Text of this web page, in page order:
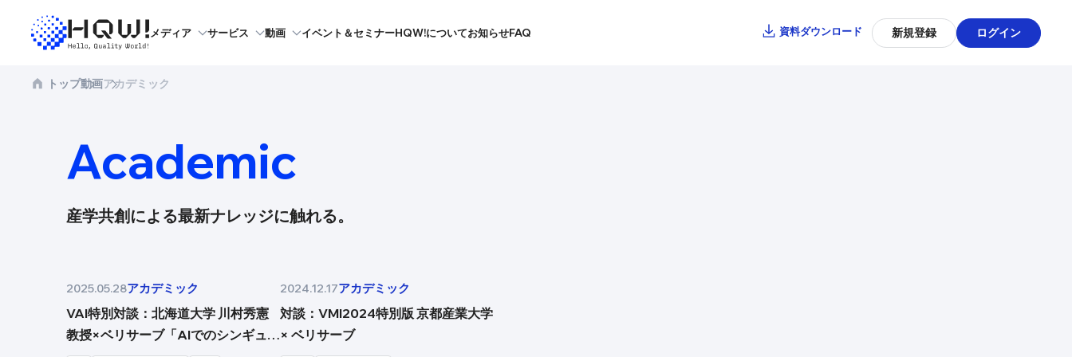
メディア サービス 動画 イベント＆セミナーHQW!についてお知らせFAQ 資料ダウンロード 新規登録 ログイン
トップ動画アカデミック
Academic
産学共創による最新ナレッジに触れる。
2025.05.28アカデミック
VAI特別対談：北海道大学 川村秀憲
教授×ベリサーブ「AIでのシンギュラ
2024.12.17アカデミック
対談：VMI2024特別版 京都産業大学
× ベリサーブ